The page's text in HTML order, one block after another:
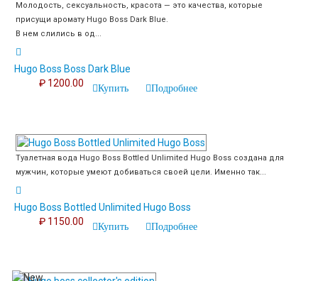
Молодость, сексуальность, красота — это качества, которые
присущи аромату Hugo Boss Dark Blue.
В нем слились в од...
Hugo Boss Boss Dark Blue
₽ 1200.00
Купить Подробнее
Туалетная вода Hugo Boss Bottled Unlimited Hugo Boss создана для
мужчин, которые умеют добиваться своей цели. Именно так...
Hugo Boss Bottled Unlimited Hugo Boss
₽ 1150.00
Купить Подробнее